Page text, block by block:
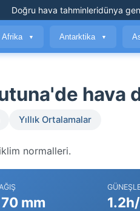
Doğru hava tahminleridünya
Afrika ▼ Antarktika ▼
hava
Yıllık Ortalamalar
normalleri.
mm